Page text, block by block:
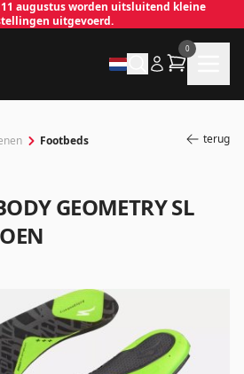
augustus worden uitsluitend kleine
uitgevoerd.
0
Footbeds terug
GEOMETRY SL
Inloggen